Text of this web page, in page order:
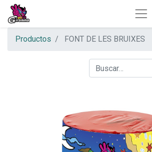
Productos FONT DE LES BRUIXES